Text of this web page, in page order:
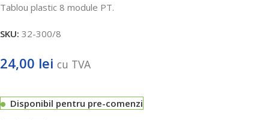
Tablou plastic 8 module PT.
SKU: 32-300/8
24,00 lei cu TVA
Disponibil pentru pre-comenzi